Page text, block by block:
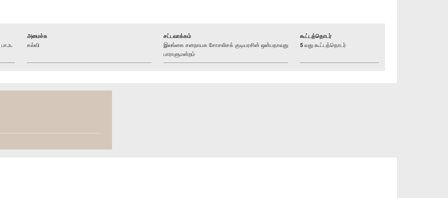
அமைச்சு
கல்வி
சட்டவாக்கம்
இலங்கை சனநாயக சோசலிசக் குடியரசின் ஒன்பதாவது
பாராளுமன்றம்
கூட்டத்தொடர்
5 வது கூட்டத்தொடர்